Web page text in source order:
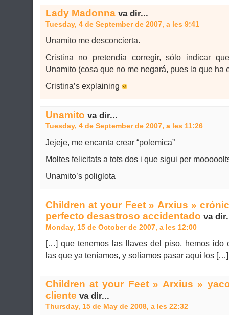
Lady Madonnava dir...
Tuesday, 4 de September de 2007, a les 9:41
Unamito me desconcierta.
Cristina no pretendía corregir, sólo indicar
Unamito (cosa que no me negará, pues la que ha
Cristina’s explaining
Unamito va dir...
Tuesday, 4 de September de 2007, a les 11:26
Jejeje, me encanta crear “polemica”
Moltes felicitats a tots dos i que sigui per
Unamito’s poliglota
Children at your Feet » Arxius »
perfecto desastroso accidentado va
Monday, 15 de October de 2007, a les 12:00
[…] que tenemos las llaves del piso, hemos ido
las que ya teníamos, y solíamos pasar aquí los […]
Children at your Feet » Arxius »
cliente va dir...
Thursday, 15 de May de 2008, a les 22:32